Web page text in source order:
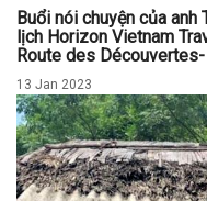
Buổi nói chuyện của anh
lịch Horizon Vietnam
Route des
13 Jan 2023